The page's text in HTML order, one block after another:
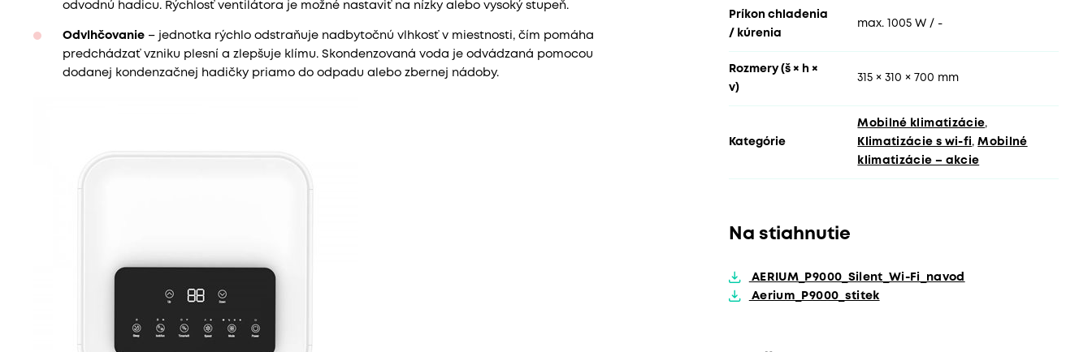
odvodnú hadicu. Rýchlosť ventilátora je možné nastaviť na nízky alebo vysoký stupeň.
Odvlhčovanie– jednotka rýchlo odstraňuje nadbytočnú vlhkosť v miestnosti, čím pomáha
predchádzať vzniku plesní a zlepšuje klímu. Skondenzovaná voda je odvádzaná pomocou
dodanej kondenzačnej hadičky priamo do odpadu alebo zbernej nádoby.
Príkon chladenia
/ kúrenia
max. 1005 W / -
Rozmery (š × h ×
v)
315 × 310 × 700 mm
Kategórie
Mobilné klimatizácie,
Klimatizácie s wi-fi ,Mobilné
klimatizácie – akcie
Na stiahnutie
AERIUM_P9000_Silent_Wi-Fi_navod
Aerium_P9000_stitek